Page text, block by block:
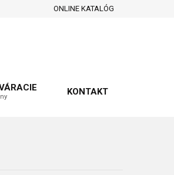
ONLINE KATALÓG
KONTAKT